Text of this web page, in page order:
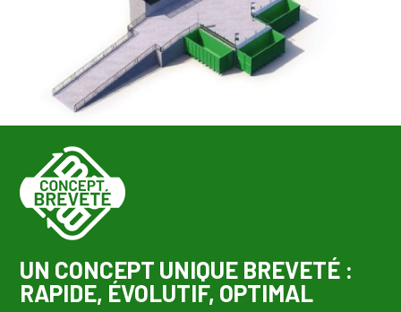
UN CONCEPT UNIQUE BREVETÉ :
RAPIDE, ÉVOLUTIF, OPTIMAL